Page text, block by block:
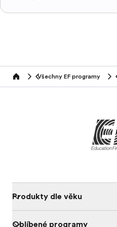
home Všechny EF programy
Produkty dle věku
Oblíbené programy